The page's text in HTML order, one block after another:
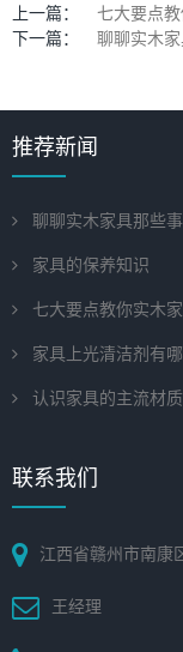
上一篇：
七大要点
下一篇：
聊聊实木
推荐新闻
聊聊实木家具那些
家具的保养知识
七大要点教你实木
家具上光清洁剂有哪
认识家具的主流材质
联系我们
江西省赣州市南康
王经理